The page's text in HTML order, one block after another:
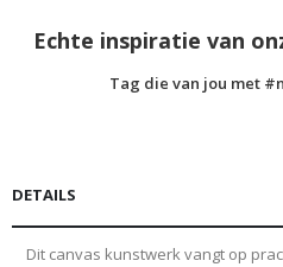
Echte inspiratie van
Tag die van jou met
DETAILS
Dit canvas kunstwerk vangt op